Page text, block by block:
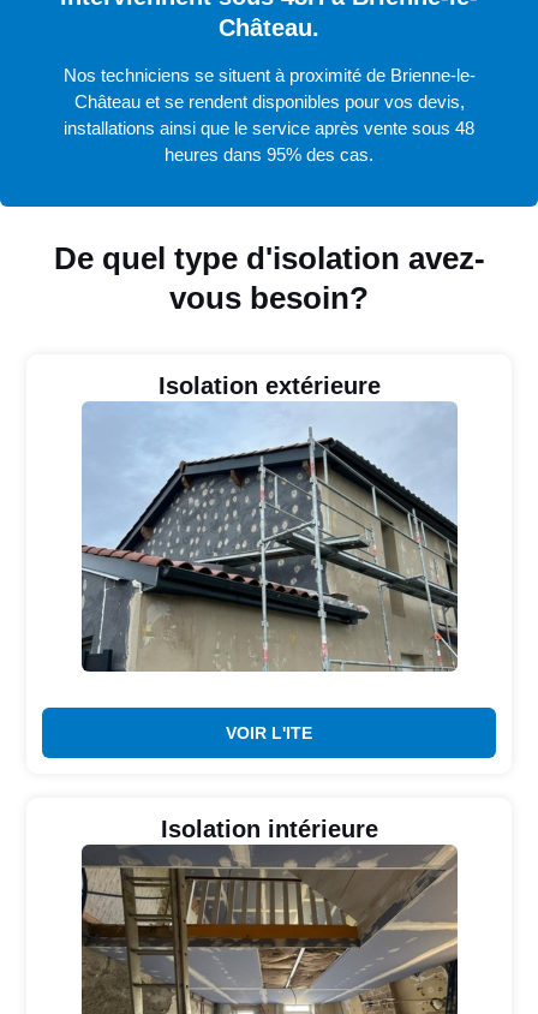
De quel type d'isolation avez-
vous besoin?
Isolation extérieure
VOIR L'ITE
Isolation intérieure
Château.
Nos techniciens se situent à proximité de Brienne-le-
Château et se rendent disponibles pour vos devis,
installations ainsi que le service après vente sous 48
heures dans 95% des cas.